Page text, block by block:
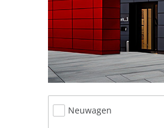
Neuwagen